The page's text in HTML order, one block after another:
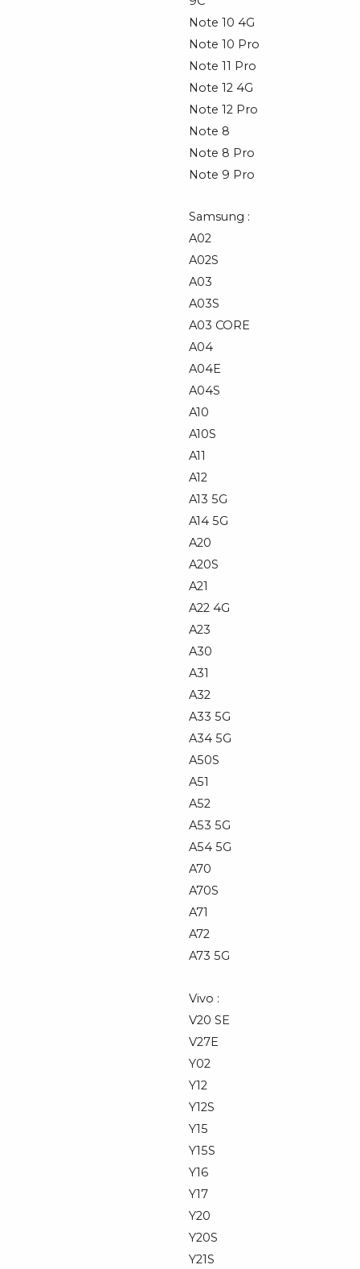
Note 10 4G
Note 10 Pro
Note 11 Pro
Note 12 4G
Note 12 Pro
Note 8
Note 8 Pro
Note 9 Pro
Samsung :
A02
A02S
A03
A03S
A03 CORE
A04
A04E
A04S
A10
A10S
A11
A12
A13 5G
A14 5G
A20
A20S
A21
A22 4G
A23
A30
A31
A32
A33 5G
A34 5G
A50S
A51
A52
A53 5G
A54 5G
A70
A70S
A71
A72
A73 5G
Vivo :
V20 SE
V27E
Y02
Y12
Y12S
Y15
Y15S
Y16
Y17
Y20
Y20S
Y21S